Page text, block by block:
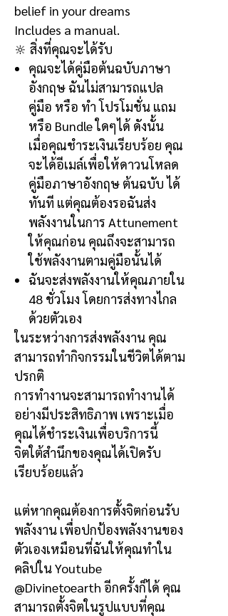
belief in your dreams
Includes a manual.
🔆 สิ่งที่คุณจะได้รับ
คุณจะได้คู่มือต้นฉบับภาษา
อังกฤษ ฉันไม่สามารถแปล
คู่มือ หรือ ทำ โปรโมชั่น แถม
หรือ Bundleใดๆได้ ดังนั้น
เมื่อคุณชำระเงินเรียบร้อย คุณ
จะได้อีเมล์เพื่อให้ดาวนโหลด
คู่มือภาษาอังกฤษ ต้นฉบับ ได้
ทันที แต่คุณต้องรอฉันส่ง
พลังงานในการ Attunement
ให้คุณก่อน คุณถึงจะสามารถ
ใช้พลังงานตามคู่มือนั้นได้
ฉันจะส่งพลังงานให้คุณภายใน
48 ชั่วโมง โดยการส่งทางไกล
ด้วยตัวเอง
ในระหว่างการส่งพลังงาน คุณ
สามารถทำกิจกรรมในชีวิตได้ตาม
ปรกติ
การทำงานจะสามารถทำงานได้
อย่างมีประสิทธิภาพ เพราะเมื่อ
คุณได้ชำระเงินเพื่อบริการนี้
จิตใต้สำนึกของคุณได้เปิดรับ
เรียบร้อยแล้ว
แต่หากคุณต้องการตั้งจิตก่อนรับ
พลังงาน เพื่อปกป้องพลังงานของ
ตัวเองเหมือนที่ฉันให้คุณทำใน
คลิปในYoutube
@Divinetoearth อีกครั้งก็ได้ คุณ
สามารถตั้งจิตในรูปแบบที่คุณ